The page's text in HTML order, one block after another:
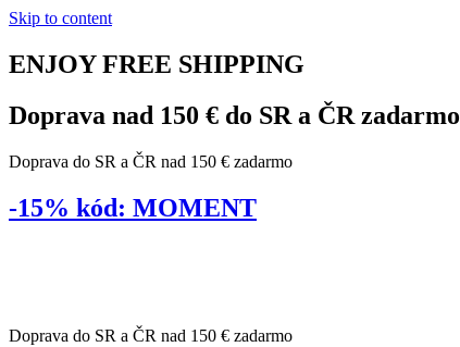
Skip to content
ENJOY FREE SHIPPING
Doprava nad 150 € do SR a ČR zadarmo
Doprava do SR a ČR nad 150 € zadarmo
-15% kód: MOMENT
Doprava do SR a ČR nad 150 € zadarmo